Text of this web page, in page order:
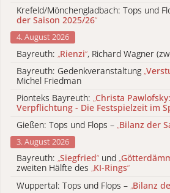
Krefeld/Mönchengladbach: Tops und
der Saison 2025/26“
4. August 2026
Bayreuth: „Rienzi“, Richard Wagner
Bayreuth: Gedenkveranstaltung „
Michel Friedman
Pionteks Bayreuth: „Christa
Verpflichtung - Die Festspielzeit im
Gießen: Tops und Flops – „Bilanz der
3. August 2026
Bayreuth: „Siegfried“ und „
zweiten Hälfte des „KI-Rings“
Wuppertal: Tops und Flops – „Bilanz